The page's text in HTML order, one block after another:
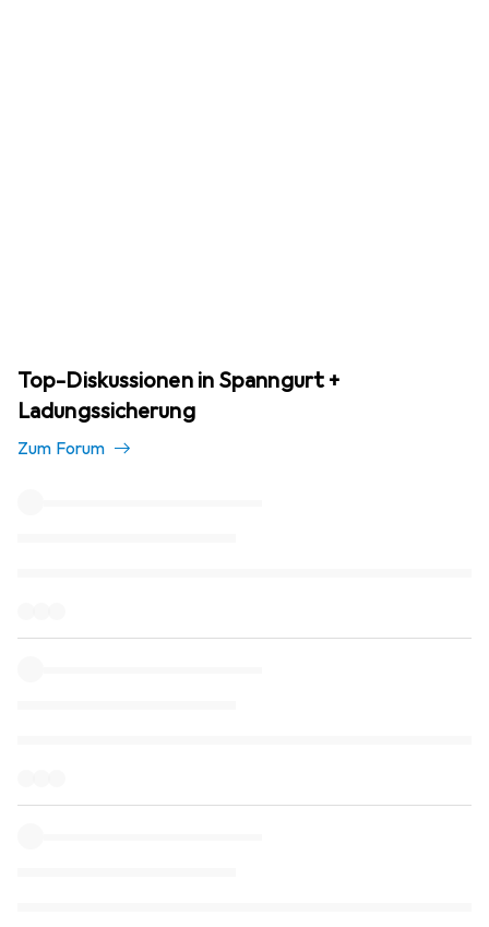
Top-Diskussionen in Spanngurt +
Ladungssicherung
Zum Forum